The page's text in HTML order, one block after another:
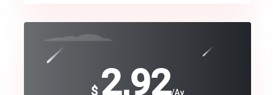
crm auto cync
$ 2,92/Ay
$
240